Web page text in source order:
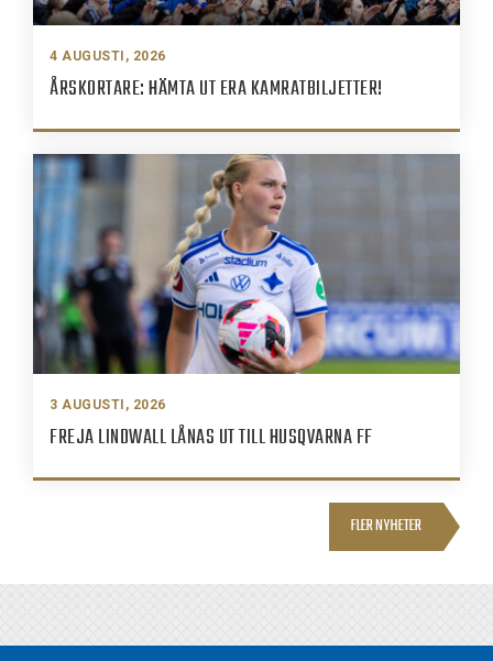
4 AUGUSTI, 2026
ÅRSKORTARE: HÄMTA UT ERA KAMRATBILJETTER!
3 AUGUSTI, 2026
FREJA LINDWALL LÅNAS UT TILL HUSQVARNA FF
FLER NYHETER